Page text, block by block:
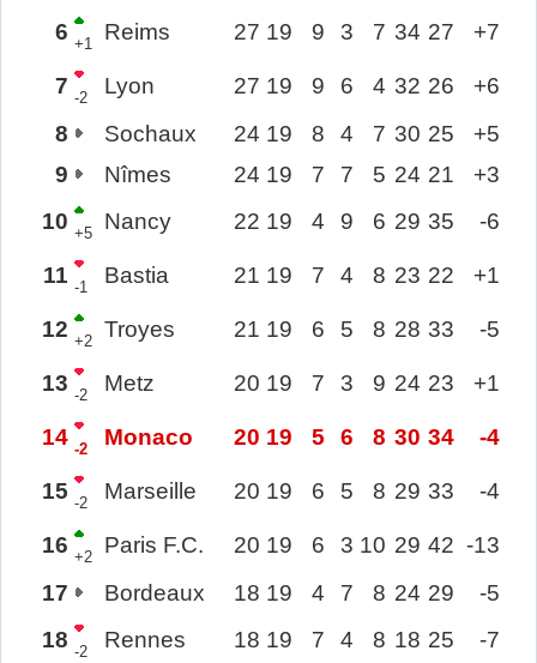
6 +1 Reims 27 19 9 3 7 34 27 +7
7 -2 Lyon 27 19 9 6 4 32 26
+6
8
Sochaux 24 19 8 4 7 30 25
+5
9
Nîmes 24 19 7 7 5 24 21
+3
10 +5 Nancy 22 19 4 9 6 29 35 -6
11 -1 Bastia 21 19 7 4 8 23 22 +1
12 +2 Troyes 21 19 6 5 8 28 33 -5
13 -2 Metz 20 19 7 3 9 24 23 +1
14 -2 Monaco 20 19 5 6 8 30 34 -4
15 -2 Marseille 20 19 6 5 8 29 33 -4
16 +2 Paris F.C. 20 19 6 3 10 29 42 -13
17
Bordeaux 18 19 4 7 8 24 29
-5
18 -2 Rennes 18 19 7 4 8 18 25
-7